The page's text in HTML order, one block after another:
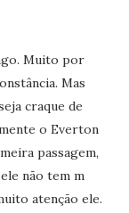
Muito por
Mas
craque de
o Everton
passagem,
não tem m
atenção ele.